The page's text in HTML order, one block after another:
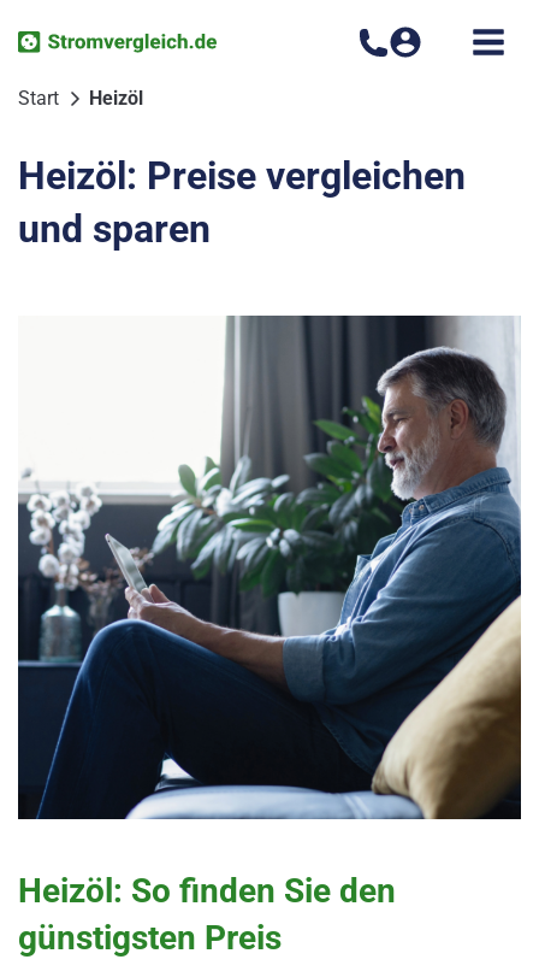
Inhalt
Start
Heizöl
Heizöl: Preise vergleichen
und sparen
Heizöl: So finden Sie den
günstigsten Preis